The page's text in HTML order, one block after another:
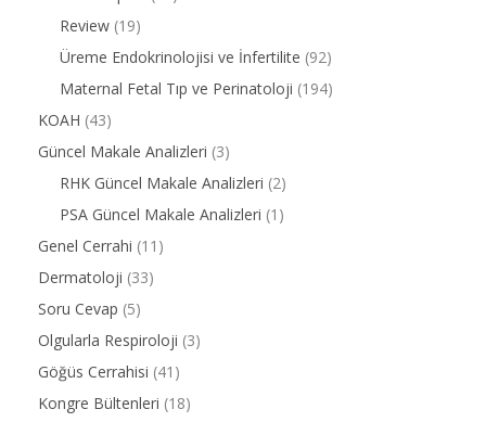
Review (19)
Üreme Endokrinolojisi ve İnfertilite (92)
Maternal Fetal Tıp ve Perinatoloji (194)
KOAH (43)
Güncel Makale Analizleri (3)
RHK Güncel Makale Analizleri (2)
PSA Güncel Makale Analizleri (1)
Genel Cerrahi (11)
Dermatoloji (33)
Soru Cevap (5)
Olgularla Respiroloji (3)
Göğüs Cerrahisi (41)
Kongre Bültenleri (18)